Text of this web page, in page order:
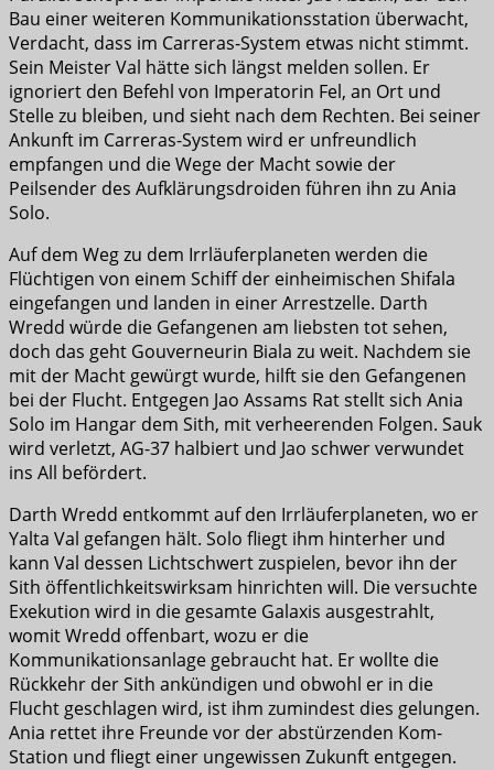
Bau einer weiteren Kommunikationsstation überwacht,
Verdacht, dass im Carreras-System etwas nicht stimmt.
Sein Meister Val hätte sich längst melden sollen. Er
ignoriert den Befehl von Imperatorin Fel, an Ort und
Stelle zu bleiben, und sieht nach dem Rechten. Bei seiner
Ankunft im Carreras-System wird er unfreundlich
empfangen und die Wege der Macht sowie der
Peilsender des Aufklärungsdroiden führen ihn zu Ania
Solo.
Auf dem Weg zu dem Irrläuferplaneten werden die
Flüchtigen von einem Schiff der einheimischen Shifala
eingefangen und landen in einer Arrestzelle. Darth
Wredd würde die Gefangenen am liebsten tot sehen,
doch das geht Gouverneurin Biala zu weit. Nachdem sie
mit der Macht gewürgt wurde, hilft sie den Gefangenen
bei der Flucht. Entgegen Jao Assams Rat stellt sich Ania
Solo im Hangar dem Sith, mit verheerenden Folgen. Sauk
wird verletzt, AG-37 halbiert und Jao schwer verwundet
ins All befördert.
Darth Wredd entkommt auf den Irrläuferplaneten, wo er
Yalta Val gefangen hält. Solo fliegt ihm hinterher und
kann Val dessen Lichtschwert zuspielen, bevor ihn der
Sith öffentlichkeitswirksam hinrichten will. Die versuchte
Exekution wird in die gesamte Galaxis ausgestrahlt,
womit Wredd offenbart, wozu er die
Kommunikationsanlage gebraucht hat. Er wollte die
Rückkehr der Sith ankündigen und obwohl er in die
Flucht geschlagen wird, ist ihm zumindest dies gelungen.
Ania rettet ihre Freunde vor der abstürzenden Kom-
Station und fliegt einer ungewissen Zukunft entgegen.